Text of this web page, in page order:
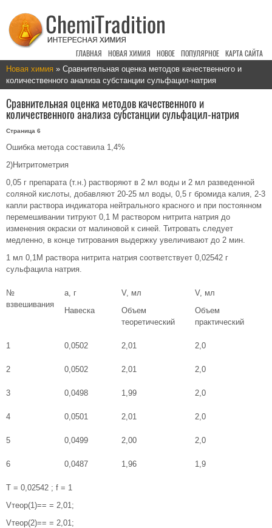
ГЛАВНАЯ НОВАЯ ХИМИЯ НОВОЕ ПОПУЛЯРНОЕ КАРТА САЙТА
Новая химия » Сравнительная оценка методов качественного и
количественного анализа субстанции сульфацил-натрия
Сравнительная оценка методов качественного и
количественного анализа субстанции сульфацил-натрия
Страница 6
Ошибка метода составила 1,4%
2)Нитритометрия
0,05 г препарата (т.н.) растворяют в 2 мл воды и 2 мл разведенной
соляной кислоты, добавляют 20-25 мл воды, 0,5 г бромида калия, 2-3
капли раствора индикатора нейтрального красного и при постоянном
перемешивании титруют 0,1 М раствором нитрита натрия до
изменения окраски от малиновой к синей. Титровать следует
медленно, в конце титрования выдержку увеличивают до 2 мин.
1 мл 0,1М раствора нитрита натрия соответствует 0,02542 г
сульфацила натрия.
№
взвешивания
а, г
Навеска
V, мл
Объем
теоретический
V, мл
Объем
практический
1 0,0502 2,01 2,0
2 0,0502 2,01 2,0
3 0,0498 1,99 2,0
4 0,0501 2,01 2,0
5 0,0499 2,00 2,0
6 0,0487 1,96 1,9
Т = 0,02542 ; f = 1
Vтеор(1)== = 2,01;
Vтеор(2)== = 2,01;